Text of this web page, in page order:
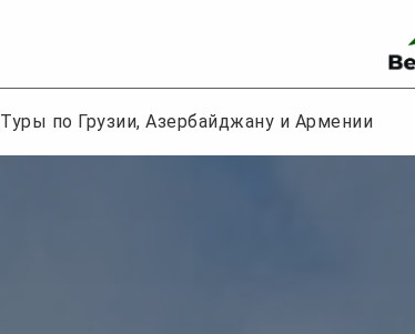
Туры по Грузии, Азербайджану и Армении